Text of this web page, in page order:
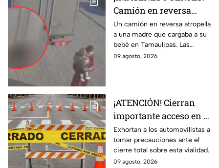
Camión en reversa
ATR0PELLA a madre
que cargaba a su BEBÉ
y les pasa por encima;
así ocurrió
Un camión en reversa atropella
a una madre que cargaba a su
bebé en Tamaulipas. Las
fuertes imágenes captadas por
09 agosto, 2026
¡ATENCIÓN! Cierran
importante acceso en el
Eje Metropolitano en
León; ¿cuál es el
motivo?
Exhortan a los automovilistas a
tomar precauciones ante el
cierre total sobre esta vialidad.
09 agosto, 2026